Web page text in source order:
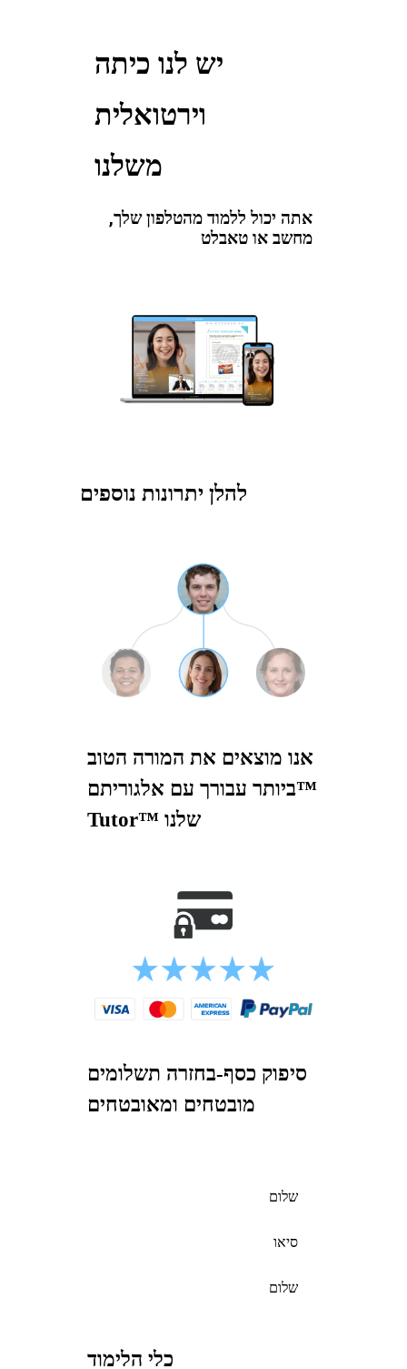
יש לנו כיתה
וירטואלית
משלנו
אתה יכול ללמוד מהטלפון שלך,
מחשב או טאבלט
להלן יתרונות נוספים
אנו מוצאים את המורה הטוב
ביותר עבורך עם אלגוריתם™
Tutor™ שלנו
סיפוק כסף-בחזרה תשלומים
מובטחים ומאובטחים
שלום
סיאו
שלום
כלי הלימוד